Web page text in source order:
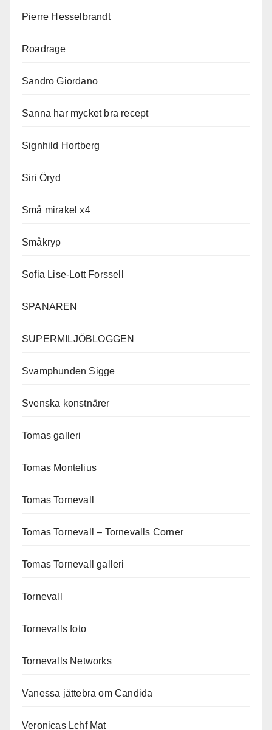
Pierre Hesselbrandt
Roadrage
Sandro Giordano
Sanna har mycket bra recept
Signhild Hortberg
Siri Öryd
Små mirakel x4
Småkryp
Sofia Lise-Lott Forssell
SPANAREN
SUPERMILJÖBLOGGEN
Svamphunden Sigge
Svenska konstnärer
Tomas galleri
Tomas Montelius
Tomas Tornevall
Tomas Tornevall – Tornevalls Corner
Tomas Tornevall galleri
Tornevall
Tornevalls foto
Tornevalls Networks
Vanessa jättebra om Candida
Veronicas Lchf Mat